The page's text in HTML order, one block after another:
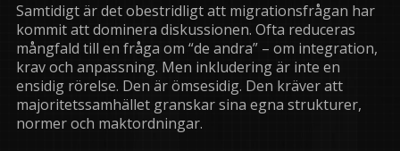
Samtidigt är det obestridligt att migrationsfrågan har
kommit att dominera diskussionen. Ofta reduceras
mångfald till en fråga om “de andra” – om integration,
krav och anpassning. Men inkludering är inte en
ensidig rörelse. Den är ömsesidig. Den kräver att
majoritetssamhället granskar sina egna strukturer,
normer och maktordningar.